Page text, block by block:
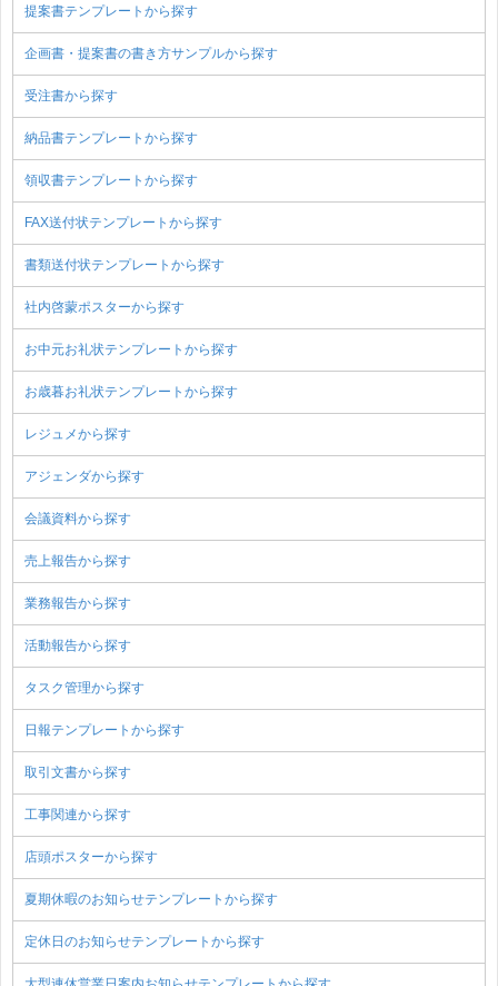
提案書テンプレートから探す
企画書・提案書の書き方サンプルから探す
受注書から探す
納品書テンプレートから探す
領収書テンプレートから探す
FAX送付状テンプレートから探す
書類送付状テンプレートから探す
社内啓蒙ポスターから探す
お中元お礼状テンプレートから探す
お歳暮お礼状テンプレートから探す
レジュメから探す
アジェンダから探す
会議資料から探す
売上報告から探す
業務報告から探す
活動報告から探す
タスク管理から探す
日報テンプレートから探す
取引文書から探す
工事関連から探す
店頭ポスターから探す
夏期休暇のお知らせテンプレートから探す
定休日のお知らせテンプレートから探す